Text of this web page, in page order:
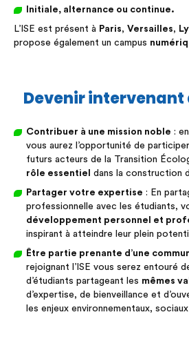
Initiale, alternance ou continue.
L’ISE est présent à Paris, Versailles,
propose également un campus
Devenir intervenant
Contribuer à une mission noble :
vous aurez l’opportunité de
futurs acteurs de la Transition
rôle essentiel
dans la construction
Partager votre expertise : En
professionnelle avec les étudiants,
développement personnel et
inspirant à atteindre leur plein
Être partie prenante d’une
rejoignant l’ISE vous serez entouré
d’étudiants partageant les mêmes
d’expertise, de bienveillance et
les enjeux environnementaux,